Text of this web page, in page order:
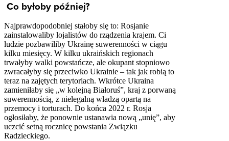
Co byłoby później?
Najprawdopodobniej stałoby się to: Rosjanie
zainstalowaliby lojalistów do rządzenia krajem. Ci
ludzie pozbawiliby Ukrainę suwerenności w ciągu
kilku miesięcy. W kilku ukraińskich regionach
trwałyby walki powstańcze, ale okupant stopniowo
zwracałyby się przeciwko Ukrainie – tak jak robią to
teraz na zajętych terytoriach. Wkrótce Ukraina
zamieniłaby się „w kolejną Białoruś”, kraj z porwaną
suwerennością, z nielegalną władzą opartą na
przemocy i torturach. Do końca 2022 r. Rosja
ogłosiłaby, że ponownie ustanawia nową „unię”, aby
uczcić setną rocznicę powstania Związku
Radzieckiego.